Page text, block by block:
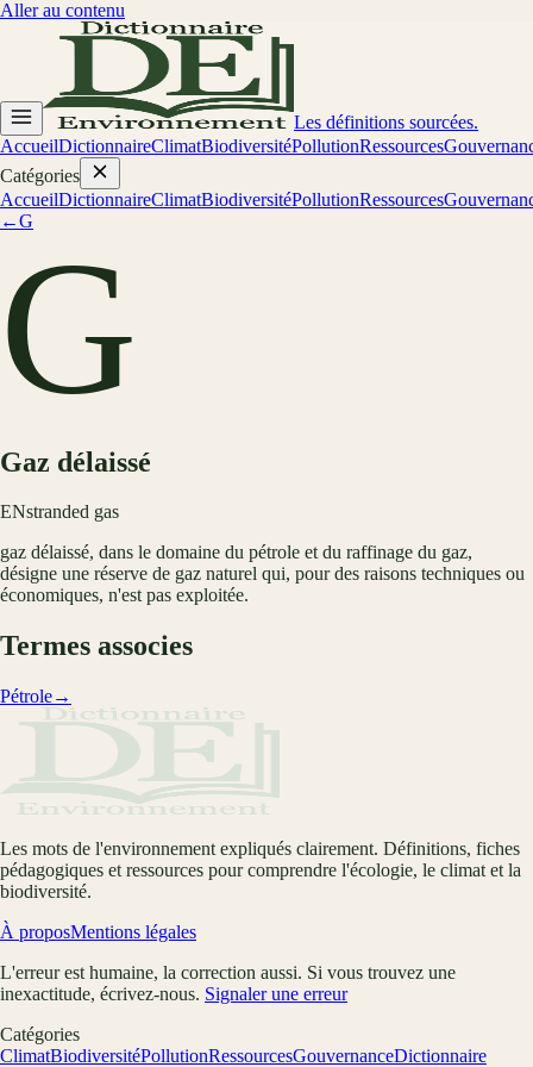
Aller au contenu
Les définitions sourcées.
AccueilDictionnaireClimatBiodiversitéPollutionRessources
Catégories
AccueilDictionnaireClimatBiodiversitéPollutionRessources
←G
G
Gaz délaissé
ENstranded gas
gaz délaissé, dans le domaine du pétrole et du raffinage du gaz,
désigne une réserve de gaz naturel qui, pour des raisons techniques ou
économiques, n'est pas exploitée.
Termes associes
Pétrole→
Les mots de l'environnement expliqués clairement. Définitions, fiches
pédagogiques et ressources pour comprendre l'écologie, le climat et la
biodiversité.
À proposMentions légales
L'erreur est humaine, la correction aussi. Si vous trouvez une
inexactitude, écrivez-nous. Signaler une erreur
Catégories
ClimatBiodiversitéPollutionRessourcesGouvernanceDictionnaire